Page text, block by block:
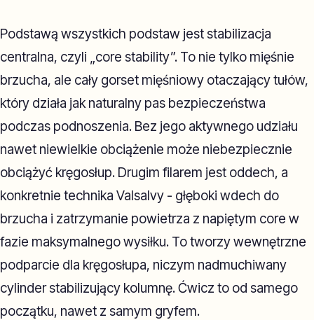
Podstawą wszystkich podstaw jest stabilizacja
centralna, czyli „core stability”. To nie tylko mięśnie
brzucha, ale cały gorset mięśniowy otaczający tułów,
który działa jak naturalny pas bezpieczeństwa
podczas podnoszenia. Bez jego aktywnego udziału
nawet niewielkie obciążenie może niebezpiecznie
obciążyć kręgosłup. Drugim filarem jest oddech, a
konkretnie technika Valsalvy - głęboki wdech do
brzucha i zatrzymanie powietrza z napiętym core w
fazie maksymalnego wysiłku. To tworzy wewnętrzne
podparcie dla kręgosłupa, niczym nadmuchiwany
cylinder stabilizujący kolumnę. Ćwicz to od samego
początku, nawet z samym gryfem.